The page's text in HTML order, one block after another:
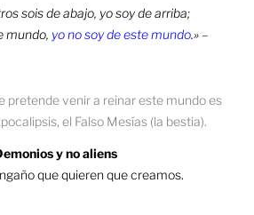
sois de abajo, yo soy de arriba;
mundo, yo no soy de este mundo.» –
pretende venir a reinar este mundo es
el Falso Mesías (la bestia).
y no aliens
que quieren que creamos.